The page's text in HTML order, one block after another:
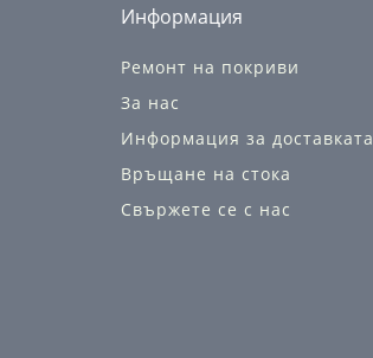
Информация
Ремонт на покриви
За нас
Информация за доставката
Връщане на стока
Свържете се с нас